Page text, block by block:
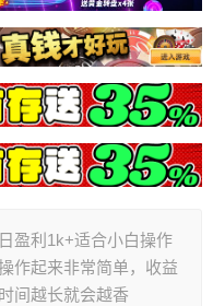
盈利1k+适合小白操作
作起来非常简单，收益
间越长就会越香